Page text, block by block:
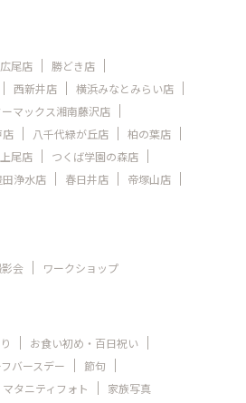
広尾店
勝どき店
西新井店
横浜みなとみらい店
ーマックス湘南藤沢店
店 八千代緑が丘店
柏の葉店
尾店
つくば学園の森店
田浄水店 春日井店
帝塚山店
会 ワークショップ
お食い初め・百日祝い
バースデー
節句
マタニティフォト 家族写真